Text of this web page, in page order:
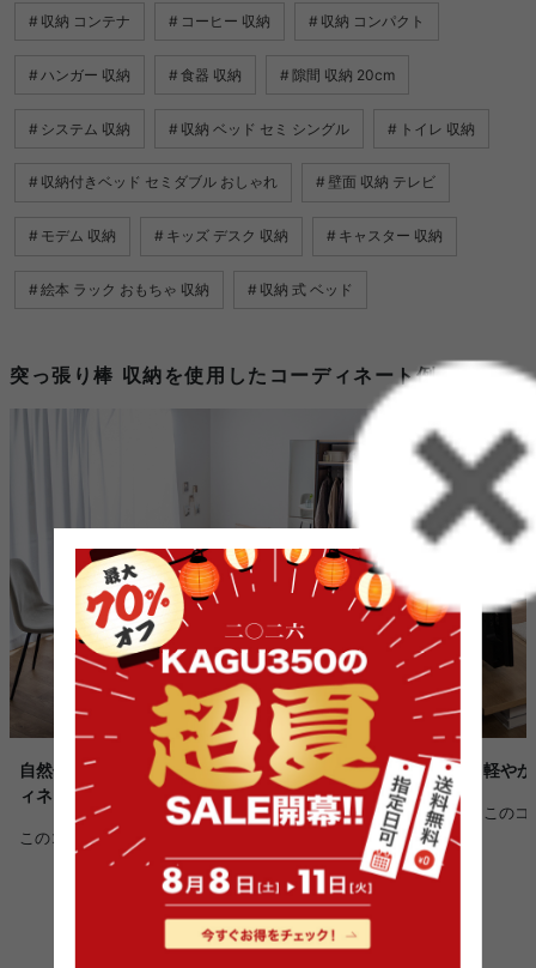
収納 コンテナ コーヒー 収納 収納 コンパクト
ハンガー 収納 食器 収納 隙間 収納 20cm
システム 収納 収納 ベッド セミ シングル トイレ 収納
収納付きベッド セミダブル おしゃれ 壁面 収納 テレビ
モデム 収納 キッズ デスク 収納 キャスター 収納
絵本 ラック おもちゃ 収納 収納 式 ベッド
突っ張り棒 収納を使用したコーディネート例
自然体で心地よく暮らす、ナチュラルなワンルームコーデ
ィネート
このコーディネートを詳しく見る >
軽や
この